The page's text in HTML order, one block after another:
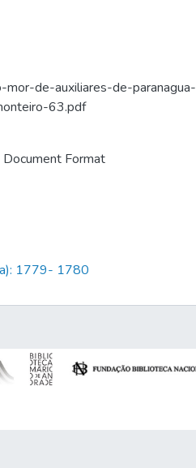
mor-de-auxiliares-de-paranagua-
63.pdf
Format
1779- 1780